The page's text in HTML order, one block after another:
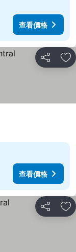
查看價格
分享 加
查看價格
分享 加